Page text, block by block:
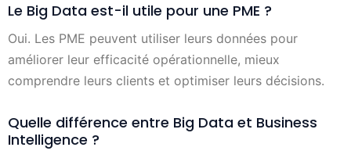
Le Big Data est-il utile pour une PME ?
Oui. Les PME peuvent utiliser leurs données pour
améliorer leur efficacité opérationnelle, mieux
comprendre leurs clients et optimiser leurs décisions.
Quelle différence entre Big Data et Business
Intelligence ?